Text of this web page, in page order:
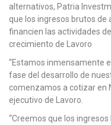
alternativos, Patria
que los ingresos brutos
financien las actividades
crecimiento de Lavoro
“Estamos inmensamente
fase del desarrollo de
comenzamos a cotizar en
ejecutivo de Lavoro.
“Creemos que los